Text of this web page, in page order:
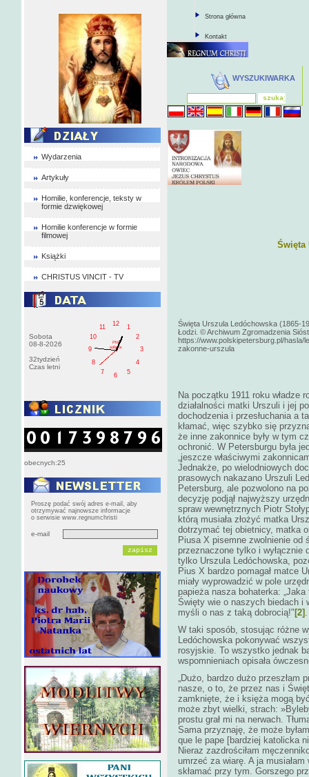
Wydarzenia
Artykuły
Homilie, konferencje, teksty w
formie dzwiękowej
Homilie konferencje w formie
filmowej
Książki
CHRISTUS VINCIT - TV
Sobota
08-8-2026
32tydzień
Czas letni
1
2
3
4
5
6
7
8
9
10
11
12
PM
sobota
obecnych:25
Proszę podać swój adres e-mail, aby
otrzymywać najnowsze informacje
o serwisie www.regnumchristi
e-mail
Strona główna
Kontakt
WYSZUKIWARKA
Święta
Święta Urszula Ledóchowska (1865-
Łodzi. © Archiwum Zgromadzenia
https://www.polskipetersburg.pl/hasla/
zakonne-urszula
Na początku 1911 roku władze
działalności matki Urszuli i jej
dochodzenia i przesłuchania a
kłamać, więc szybko się
że inne zakonnice były w tym
ochronić. W Petersburgu była
„jeszcze właściwymi
Jednakże, po wielodniowych
prasowych nakazano Urszuli
Petersburg, ale pozwolono na
decyzję podjął najwyższy
spraw wewnętrznych Piotr
którą musiała złożyć matka
dotrzymać tej obietnicy, matka
Piusa X pisemne zwolnienie od
przeznaczone tylko i wyłącznie
tylko Urszula Ledóchowska,
Pius X bardzo pomagał matce
miały wyprowadzić w pole
papieża nasza bohaterka:
Święty wie o naszych biedach i
myśli o nas z taką dobrocią!" [2] .
W taki sposób, stosując różne
Ledóchowska pokonywać
rosyjskie. To wszystko jednak
wspomnieniach opisała
„Dużo, bardzo dużo przeszłam
nasze, o to, że przez nas i
zamknięte, że i księża mogą
może zbyt wielki, strach:
prostu grał mi na nerwach.
Sama przyznaję, że może
que le pape [bardziej katolicka
Nieraz zazdrościłam
umrzeć za wiarę. A ja
skłamać przy tym. Gorszego